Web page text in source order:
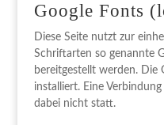
Google Fonts
Diese Seite nutzt zur
Schriftarten so genannte
bereitgestellt werden. Die
installiert. Eine
dabei nicht statt.